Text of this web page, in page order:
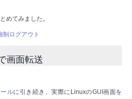
めてみました。
制ログアウト
画面転送
ルに引き続き、実際にLinuxのGUI画面を